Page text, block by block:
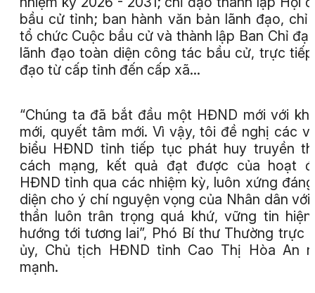
bầu cử tỉnh; ban hành văn bản lãnh đạo, chỉ
tổ chức Cuộc bầu cử và thành lập Ban Chỉ
lãnh đạo toàn diện công tác bầu cử, trực
đạo từ cấp tỉnh đến cấp xã…
“Chúng ta đã bắt đầu một HĐND mới với
mới, quyết tâm mới. Vì vậy, tôi đề nghị các
biểu HĐND tỉnh tiếp tục phát huy truyền
cách mạng, kết quả đạt được của hoạt
HĐND tỉnh qua các nhiệm kỳ, luôn xứng
diện cho ý chí nguyện vọng của Nhân dân với
thần luôn trân trọng quá khứ, vững tin
hướng tới tương lai”, Phó Bí thư Thường trực
ủy, Chủ tịch HĐND tỉnh Cao Thị Hòa An
mạnh.